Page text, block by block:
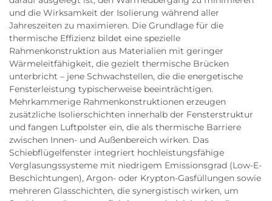
und die Wirksamkeit der Isolierung während aller
Jahreszeiten zu maximieren. Die Grundlage für die
thermische Effizienz bildet eine spezielle
Rahmenkonstruktion aus Materialien mit geringer
Wärmeleitfähigkeit, die gezielt thermische Brücken
unterbricht – jene Schwachstellen, die die energetische
Fensterleistung typischerweise beeinträchtigen.
Mehrkammerige Rahmenkonstruktionen erzeugen
zusätzliche Isolierschichten innerhalb der Fensterstruktur
und fangen Luftpolster ein, die als thermische Barriere
zwischen Innen- und Außenbereich wirken. Das
Schiebflügelfenster integriert hochleistungsfähige
Verglasungssysteme mit niedrigem Emissionsgrad (Low-E-
Beschichtungen), Argon- oder Krypton-Gasfüllungen sowie
mehreren Glasschichten, die synergistisch wirken, um